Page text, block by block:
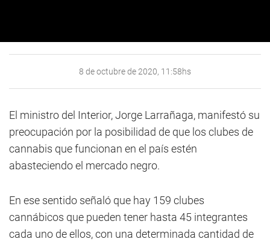
8 de octubre de 2020, 11:58hs
El ministro del Interior, Jorge Larrañaga, manifestó su
preocupación por la posibilidad de que los clubes de
cannabis que funcionan en el país estén
abasteciendo el mercado negro.
En ese sentido señaló que hay 159 clubes
cannábicos que pueden tener hasta 45 integrantes
cada uno de ellos, con una determinada cantidad de